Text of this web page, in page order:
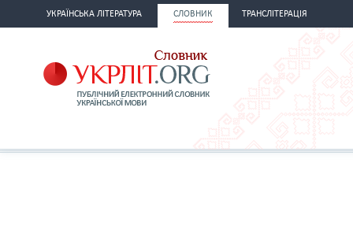
УКРАЇНСЬКА ЛІТЕРАТУРА СЛОВНИК ТРАНСЛІТЕРАЦІЯ